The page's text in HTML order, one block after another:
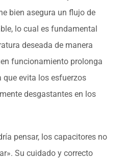
bien asegura un flujo de
lo cual es fundamental
deseada de manera
funcionamiento prolonga
que evita los esfuerzos
desgastantes en los
pensar, los capacitores no
Su cuidado y correcto